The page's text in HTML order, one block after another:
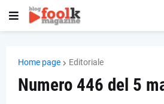
Home page Editoriale
Numero 446 del 5